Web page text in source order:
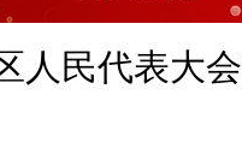
人民代表大